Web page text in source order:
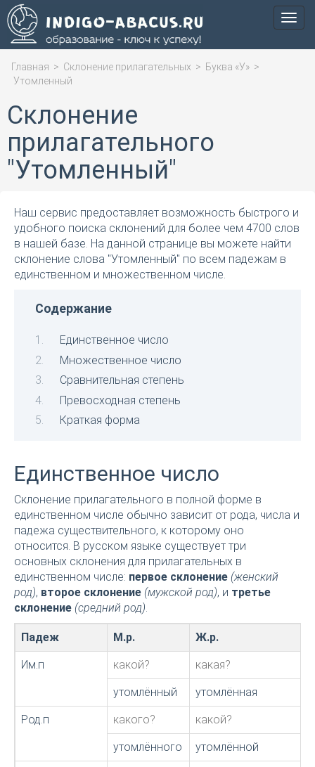
Меню
Главная > Склонение прилагательных > Буква «У» >
Утомленный
Склонение
прилагательного
"Утомленный"
Наш сервис предоставляет возможность быстрого и
удобного поиска склонений для более чем 4700 слов
в нашей базе. На данной странице вы можете найти
склонение слова "Утомленный" по всем падежам в
единственном и множественном числе.
Содержание
Единственное число
Множественное число
Сравнительная степень
Превосходная степень
Краткая форма
Единственное число
Склонение прилагательного в полной форме в
единственном числе обычно зависит от рода, числа и
падежа существительного, к которому оно
относится. В русском языке существует три
основных склонения для прилагательных в
единственном числе: первое склонение (женский
род), второе склонение (мужской род), и третье
склонение (средний род).
Падеж М.р. Ж.р.
Им.п какой? какая?
утомлённый утомлённая
Род.п какого? какой?
утомлённого утомлённой